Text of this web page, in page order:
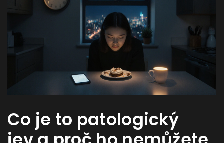
Co je to patologický